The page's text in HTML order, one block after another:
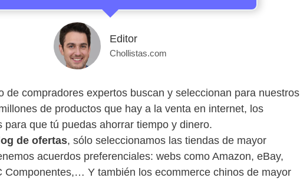
Editor
Chollistas.com
de compradores expertos buscan y seleccionan para nuestros
de productos que hay a la venta en internet, los
para que tú puedas ahorrar tiempo y dinero.
de ofertas, sólo seleccionamos las tiendas de mayor
acuerdos preferenciales: webs como Amazon, eBay,
Componentes,… Y también los ecommerce chinos de mayor